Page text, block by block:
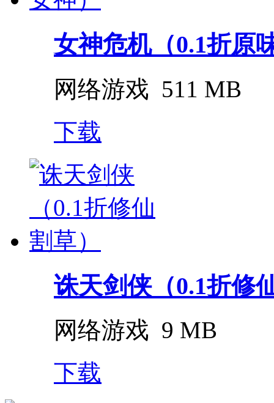
女神危机（0.1折原
网络游戏 511 MB
下载
诛天剑侠（0.1折修
网络游戏 9 MB
下载